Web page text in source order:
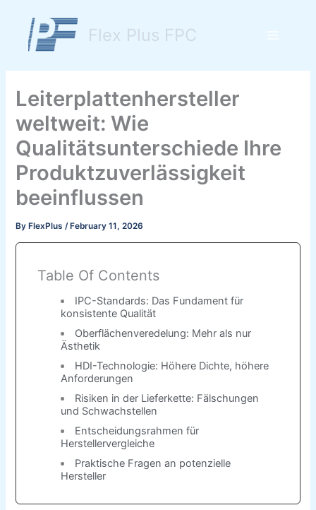
content
Flex Plus FPC
Menu
Leiterplattenhersteller
weltweit: Wie
Qualitätsunterschiede Ihre
Produktzuverlässigkeit
beeinflussen
ByFlexPlus/February 11, 2026
Table Of Contents
IPC-Standards: Das Fundament für
konsistente Qualität
Oberflächenveredelung: Mehr als nur
Ästhetik
HDI-Technologie: Höhere Dichte, höhere
Anforderungen
Risiken in der Lieferkette: Fälschungen
und Schwachstellen
Entscheidungsrahmen für
Herstellervergleiche
Praktische Fragen an potenzielle
Hersteller